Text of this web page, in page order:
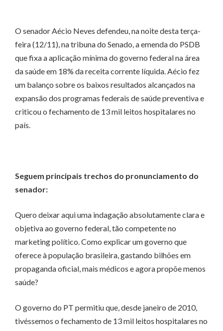
O senador Aécio Neves defendeu, na noite desta terça-
feira (12/11), na tribuna do Senado, a emenda do PSDB
que fixa a aplicação mínima do governo federal na área
da saúde em 18% da receita corrente líquida. Aécio fez
um balanço sobre os baixos resultados alcançados na
expansão dos programas federais de saúde preventiva e
criticou o fechamento de 13 mil leitos hospitalares no
país.
Seguem principais trechos do pronunciamento do
senador:
Quero deixar aqui uma indagação absolutamente clara e
objetiva ao governo federal, tão competente no
marketing político. Como explicar um governo que
oferece à população brasileira, gastando bilhões em
propaganda oficial, mais médicos e agora propõe menos
saúde?
O governo do PT permitiu que, desde janeiro de 2010,
tivéssemos o fechamento de 13 mil leitos hospitalares no